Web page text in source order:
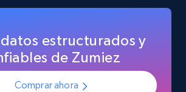
estructurados y
de Zumiez
Comprar ahora